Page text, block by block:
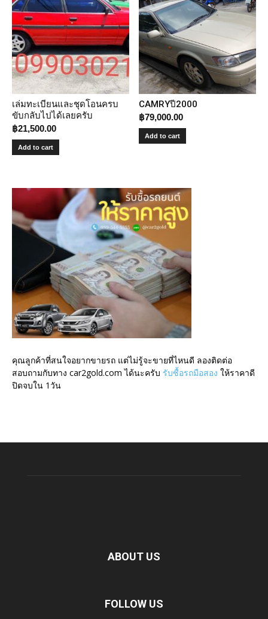
เล่มทะเบียนและชุดโอนครบ
ขับกลับไปได้เลยครับ
฿21,500.00
Add to cart
CAMRYปี2000
฿79,000.00
Add to cart
คุณลูกค้าที่สนใจอยากขายรถ แต่ไม่รู้จะขายที่ไหนดี ลองติดต่อ
สอบถามกับทาง car2gold.com ได้นะครับ รับซื้อรถมือสอง ให้ราคาดี
ปิดจบใน 1วัน
ABOUT US
FOLLOW US